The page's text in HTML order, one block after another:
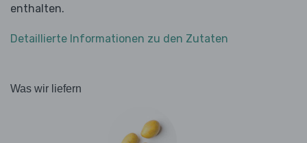
enthalten.
Detaillierte Informationen zu den Zutaten
Was wir liefern